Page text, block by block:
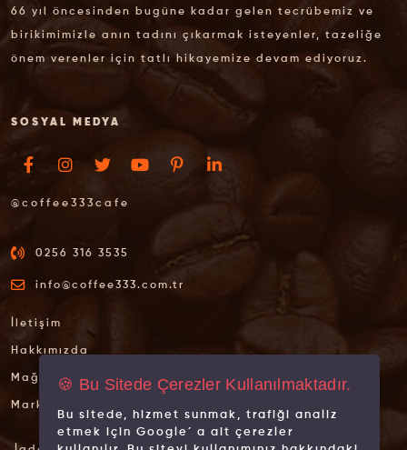
66 yıl öncesinden bugüne kadar gelen tecrübemiz ve
birikimimizle anın tadını çıkarmak isteyenler, tazeliğe
önem verenler için tatlı hikayemize devam ediyoruz.
SOSYAL MEDYA
@coffee333cafe
0256 316 3535
info@coffee333.com.tr
İletişim
Hakkımızda
Mağazalarımız
Markalarımız
🍪 Bu Sitede Çerezler Kullanılmaktadır.
Bu sitede, hizmet sunmak, trafiği analiz
etmek için Google´ a ait çerezler